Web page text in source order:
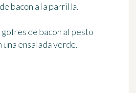
bacon a la parrilla.
de bacon al pesto
una ensalada verde.